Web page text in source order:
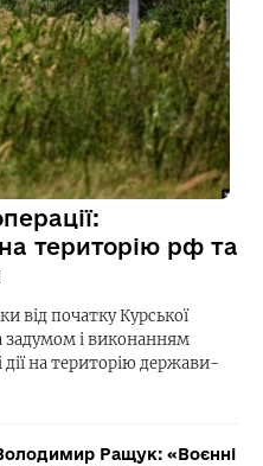
територію рф та
від початку Курської
задумом і виконанням
дії на територію держави-
Ращук: «Воєнні